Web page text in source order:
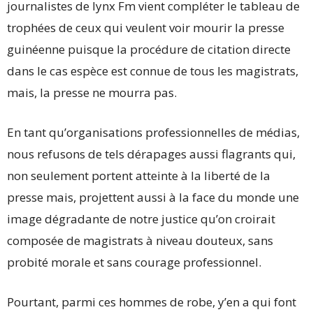
journalistes de lynx Fm vient compléter le tableau de
trophées de ceux qui veulent voir mourir la presse
guinéenne puisque la procédure de citation directe
dans le cas espèce est connue de tous les magistrats,
mais, la presse ne mourra pas.
En tant qu’organisations professionnelles de médias,
nous refusons de tels dérapages aussi flagrants qui,
non seulement portent atteinte à la liberté de la
presse mais, projettent aussi à la face du monde une
image dégradante de notre justice qu’on croirait
composée de magistrats à niveau douteux, sans
probité morale et sans courage professionnel.
Pourtant, parmi ces hommes de robe, y’en a qui font